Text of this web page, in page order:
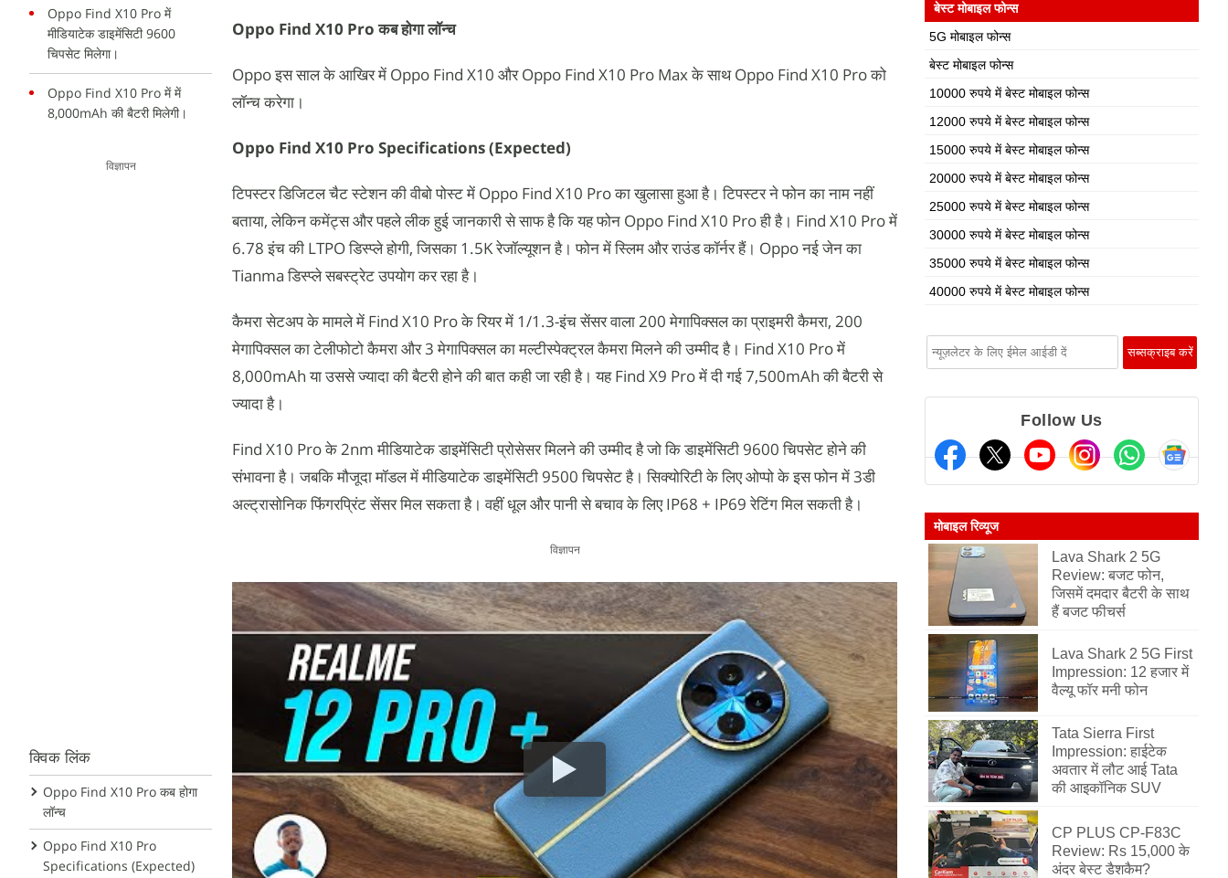
Oppo Find X10 Pro में
मीडियाटेक डाइमेंसिटी 9600
चिपसेट मिलेगा।
Oppo Find X10 Pro में में
8,000mAh की बैटरी मिलेगी।
विज्ञापन
क्विक लिंक
Oppo Find X10 Pro कब होगा
लॉन्च
Oppo Find X10 Pro
Specifications (Expected)
Oppo Find X10 Pro कब होगा लॉन्च
Oppo इस साल के आखिर में Oppo Find X10 और Oppo Find X10 Pro Max के साथ Oppo Find X10 Pro को
लॉन्च करेगा।
Oppo Find X10 Pro Specifications (Expected)
टिपस्टर डिजिटल चैट स्टेशन की वीबो पोस्ट में Oppo Find X10 Pro का खुलासा हुआ है। टिपस्टर ने फोन का नाम नहीं
बताया, लेकिन कमेंट्स और पहले लीक हुई जानकारी से साफ है कि यह फोन Oppo Find X10 Pro ही है। Find X10 Pro में
6.78 इंच की LTPO डिस्प्ले होगी, जिसका 1.5K रेजॉल्यूशन है। फोन में स्लिम और राउंड कॉर्नर हैं। Oppo नई जेन का
Tianma डिस्प्ले सबस्ट्रेट उपयोग कर रहा है।
कैमरा सेटअप के मामले में Find X10 Pro के रियर में 1/1.3-इंच सेंसर वाला 200 मेगापिक्सल का प्राइमरी कैमरा, 200
मेगापिक्सल का टेलीफोटो कैमरा और 3 मेगापिक्सल का मल्टीस्पेक्ट्रल कैमरा मिलने की उम्मीद है। Find X10 Pro में
8,000mAh या उससे ज्यादा की बैटरी होने की बात कही जा रही है। यह Find X9 Pro में दी गई 7,500mAh की बैटरी से
ज्यादा है।
Find X10 Pro के 2nm मीडियाटेक डाइमेंसिटी प्रोसेसर मिलने की उम्मीद है जो कि डाइमेंसिटी 9600 चिपसेट होने की
संभावना है। जबकि मौजूदा मॉडल में मीडियाटेक डाइमेंसिटी 9500 चिपसेट है। सिक्योरिटी के लिए ओप्पो के इस फोन में 3डी
अल्ट्रासोनिक फिंगरप्रिंट सेंसर मिल सकता है। वहीं धूल और पानी से बचाव के लिए IP68 + IP69 रेटिंग मिल सकती है।
विज्ञापन
बेस्ट मोबाइल फोन्स
5G मोबाइल फोन्स
बेस्ट मोबाइल फोन्स
10000 रुपये में बेस्ट मोबाइल फोन्स
12000 रुपये में बेस्ट मोबाइल फोन्स
15000 रुपये में बेस्ट मोबाइल फोन्स
20000 रुपये में बेस्ट मोबाइल फोन्स
25000 रुपये में बेस्ट मोबाइल फोन्स
30000 रुपये में बेस्ट मोबाइल फोन्स
35000 रुपये में बेस्ट मोबाइल फोन्स
40000 रुपये में बेस्ट मोबाइल फोन्स
Follow Us
मोबाइल रिव्यूज
Lava Shark 2 5G
Review: बजट फोन,
जिसमें दमदार बैटरी के साथ
हैं बजट फीचर्स
Lava Shark 2 5G First
Impression: 12 हजार में
वैल्यू फॉर मनी फोन
Tata Sierra First
Impression: हाईटेक
अवतार में लौट आई Tata
की आइकॉनिक SUV
CP PLUS CP-F83C
Review: Rs 15,000 के
अंदर बेस्ट डैशकैम?